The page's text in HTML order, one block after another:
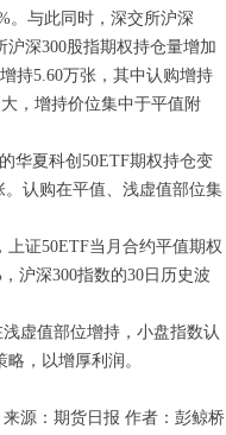
。与此同时，深交所沪深
沪深300股指期权持仓量增加
持5.60万张，其中认购增持
，增持价位集中于平值附
华夏科创50ETF期权持仓变
。认购在平值、浅虚值部位集
证50ETF当月合约平值期权
沪深300指数的30日历史波
虚值部位增持，小盘指数认
，以增厚利润。
来源：期货日报 作者：彭鲸桥